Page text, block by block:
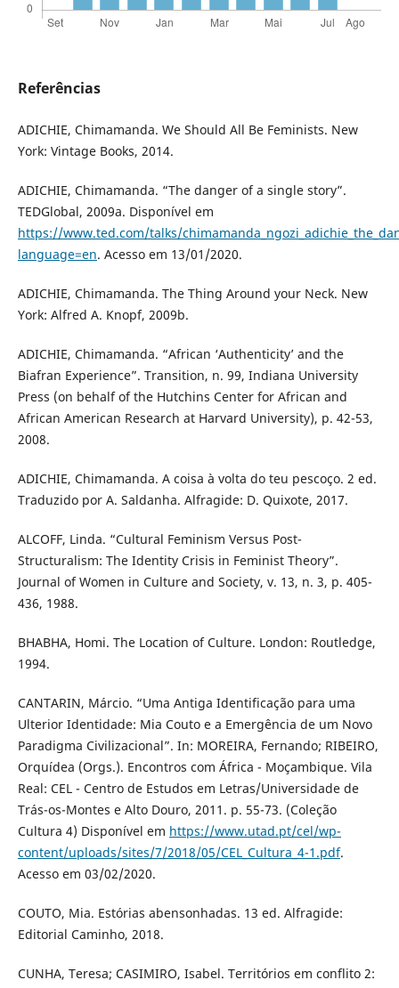
Referências
ADICHIE, Chimamanda. We Should All Be Feminists. New
York: Vintage Books, 2014.
ADICHIE, Chimamanda. “The danger of a single story”.
TEDGlobal, 2009a. Disponível em
https://www.ted.com/talks/
language=en. Acesso em 13/01/2020.
ADICHIE, Chimamanda. The Thing Around your Neck. New
York: Alfred A. Knopf, 2009b.
ADICHIE, Chimamanda. “African ‘Authenticity’ and the
Biafran Experience”. Transition, n. 99, Indiana University
Press (on behalf of the Hutchins Center for African and
African American Research at Harvard University), p. 42-53,
2008.
ADICHIE, Chimamanda. A coisa à volta do teu pescoço. 2 ed.
Traduzido por A. Saldanha. Alfragide: D. Quixote, 2017.
ALCOFF, Linda. “Cultural Feminism Versus Post-
Structuralism: The Identity Crisis in Feminist Theory”.
Journal of Women in Culture and Society, v. 13, n. 3, p. 405-
436, 1988.
BHABHA, Homi. The Location of Culture. London: Routledge,
1994.
CANTARIN, Márcio. “Uma Antiga Identificação para uma
Ulterior Identidade: Mia Couto e a Emergência de um Novo
Paradigma Civilizacional”. In: MOREIRA, Fernando; RIBEIRO,
Orquídea (Orgs.). Encontros com África - Moçambique. Vila
Real: CEL - Centro de Estudos em Letras/Universidade de
Trás-os-Montes e Alto Douro, 2011. p. 55-73. (Coleção
Cultura 4) Disponível em https://www.utad.pt/cel/wp-
content/uploads/sites/7/2018/05/CEL_Cultura_4-1.pdf.
Acesso em 03/02/2020.
COUTO, Mia. Estórias abensonhadas. 13 ed. Alfragide:
Editorial Caminho, 2018.
CUNHA, Teresa; CASIMIRO, Isabel. Territórios em conflito 2: